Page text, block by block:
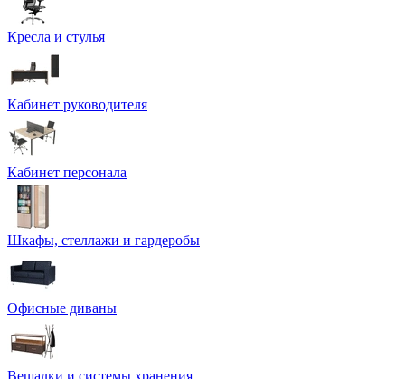
Кресла и стулья
Кабинет руководителя
Кабинет персонала
Шкафы, стеллажи и гардеробы
Офисные диваны
Вешалки и системы хранения